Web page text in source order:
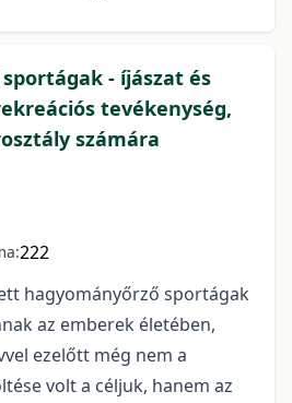
- íjászat és
tevékenység,
számára
222
hagyományőrző sportágak
az emberek életében,
ezelőtt még nem a
volt a céljuk, hanem az